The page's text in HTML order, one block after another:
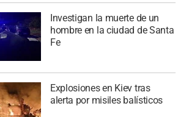
Investigan la muerte de un
hombre en la ciudad de Santa
Fe
Explosiones en Kiev tras
alerta por misiles balísticos